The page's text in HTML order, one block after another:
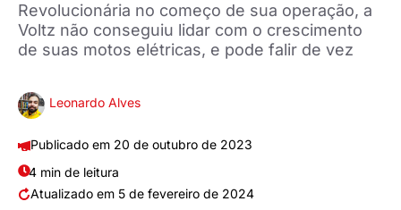
Revolucionária no começo de sua operação, a
Voltz não conseguiu lidar com o crescimento
de suas motos elétricas, e pode falir de vez
Leonardo Alves
20 de outubro de 2023
4 min de leitura
5 de fevereiro de 2024